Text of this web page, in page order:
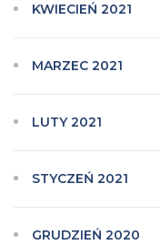
KWIECIEŃ 2021
MARZEC 2021
LUTY 2021
STYCZEŃ 2021
GRUDZIEŃ 2020